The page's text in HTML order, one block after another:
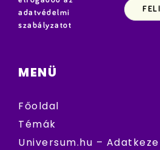
adatvédelmi
szabályzatot
MENÜ
Főoldal
Témák
Universum.hu –